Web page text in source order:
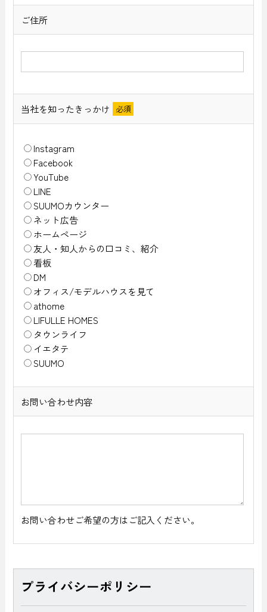
ご住所
当社を知ったきっかけ
Instagram
Facebook
YouTube
LINE
SUUMOカウンター
ネット広告
ホームページ
友人・知人からの口コミ、紹介
看板
DM
オフィス/モデルハウスを見て
athome
LIFULLE HOMES
タウンライフ
イエタテ
SUUMO
お問い合わせ内容
お問い合わせご希望の方はご記入ください。
プライバシーポリシー